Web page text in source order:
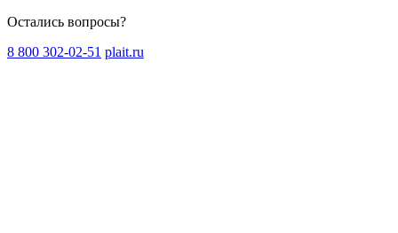
Остались вопросы?
8 800 302-02-51 plait.ru